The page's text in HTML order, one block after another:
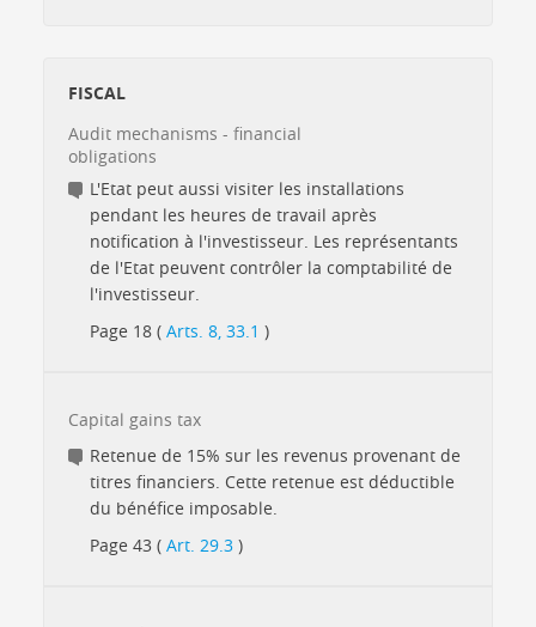
FISCAL
Audit mechanisms - financial
obligations
L'Etat peut aussi visiter les installations
pendant les heures de travail après
notification à l'investisseur. Les représentants
de l'Etat peuvent contrôler la comptabilité de
l'investisseur.
Page 18 ( Arts. 8, 33.1 )
Capital gains tax
Retenue de 15% sur les revenus provenant de
titres financiers. Cette retenue est déductible
du bénéfice imposable.
Page 43 ( Art. 29.3 )